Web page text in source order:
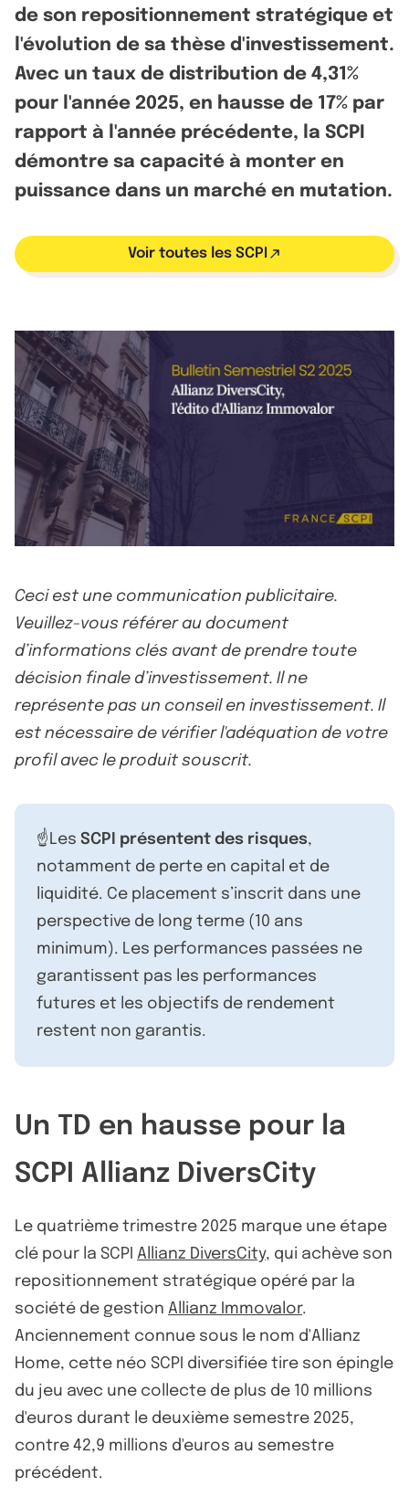
de son repositionnement stratégique et
l'évolution de sa thèse d'investissement.
Avec un taux de distribution de 4,31%
pour l'année 2025, en hausse de 17% par
rapport à l'année précédente, la SCPI
démontre sa capacité à monter en
puissance dans un marché en mutation.
Voir toutes les SCPI
Ceci est une communication publicitaire.
Veuillez-vous référer au document
d’informations clés avant de prendre toute
décision finale d’investissement. Il ne
représente pas un conseil en investissement. Il
est nécessaire de vérifier l'adéquation de votre
profil avec le produit souscrit.
☝️Les SCPI présentent des risques,
notamment de perte en capital et de
liquidité. Ce placement s’inscrit dans une
perspective de long terme (10 ans
minimum). Les performances passées ne
garantissent pas les performances
futures et les objectifs de rendement
restent non garantis.
Un TD en hausse pour la
SCPI Allianz DiversCity
Le quatrième trimestre 2025 marque une étape
clé pour la SCPI Allianz DiversCity, qui achève son
repositionnement stratégique opéré par la
société de gestion Allianz Immovalor.
Anciennement connue sous le nom d'Allianz
Home, cette néo SCPI diversifiée tire son épingle
du jeu avec une collecte de plus de 10 millions
d'euros durant le deuxième semestre 2025,
contre 42,9 millions d'euros au semestre
précédent.